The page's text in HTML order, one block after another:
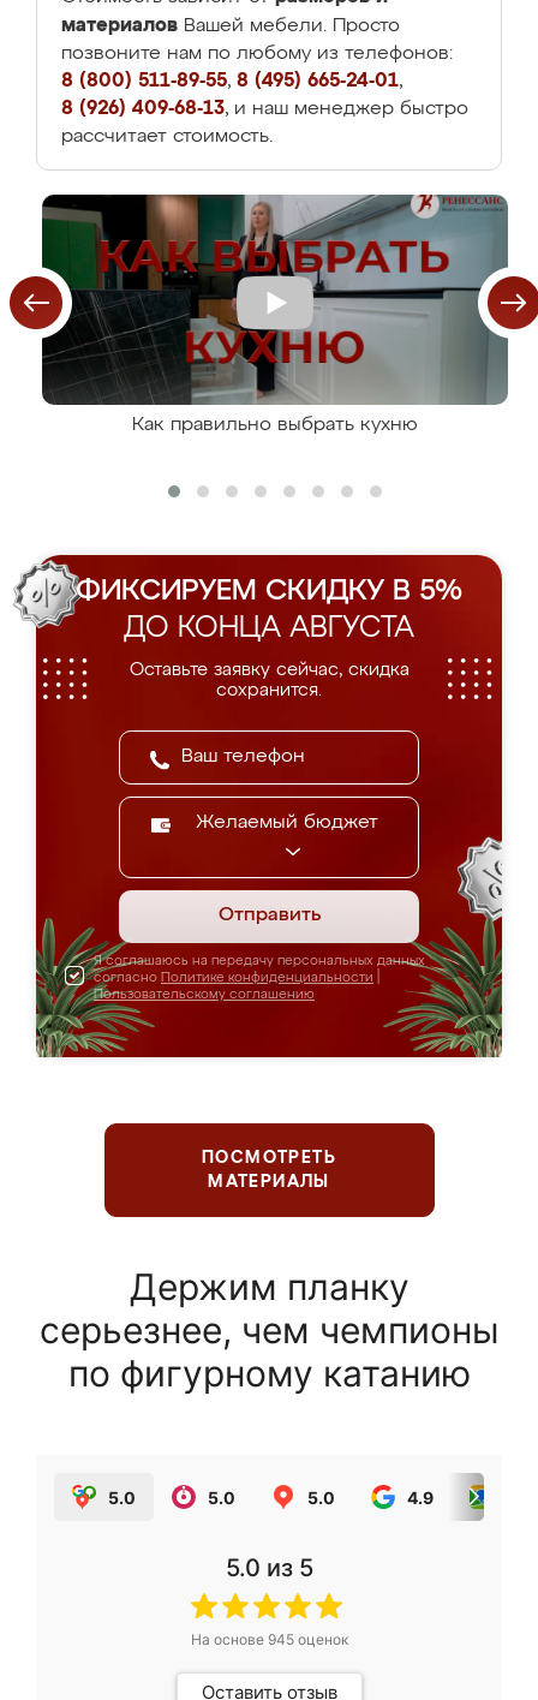
материалов Вашей мебели. Просто
позвоните нам по любому из телефонов:
8 (800) 511-89-55, 8 (495) 665-24-01,
8 (926) 409-68-13, и наш менеджер быстро
рассчитает стоимость.
Как правильно выбрать кухню
ФИКСИРУЕМ СКИДКУ В 5%
ДО КОНЦА АВГУСТА
Оставьте заявку сейчас, скидка
сохранится.
Желаемый бюджет
Отправить
Я соглашаюсь на передачу персональных данных
согласно Политике конфиденциальности
Пользовательскому соглашению
ПОСМОТРЕТЬ
МАТЕРИАЛЫ
Держим планку
серьезнее, чем чемпионы
по фигурному катанию
5.0 5.0 5.0 4.9
5.0 из 5
На основе 945оценок
Оставить отзыв